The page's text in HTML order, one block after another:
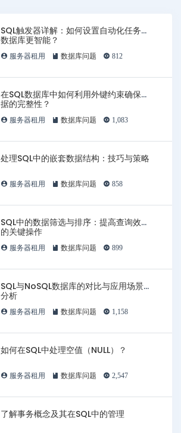
SQL触发器详解：如何设置自动化任务让
数据库更智能？
服务器租用 数据库问题 812
在SQL数据库中如何利用外键约束确保数
据的完整性？
服务器租用 数据库问题 1,083
处理SQL中的嵌套数据结构：技巧与策略
服务器租用 数据库问题 858
SQL中的数据筛选与排序：提高查询效率
的关键操作
服务器租用 数据库问题 899
SQL与NoSQL数据库的对比与应用场景
分析
服务器租用 数据库问题 1,158
如何在SQL中处理空值（NULL）？
服务器租用 数据库问题 2,547
了解事务概念及其在SQL中的管理